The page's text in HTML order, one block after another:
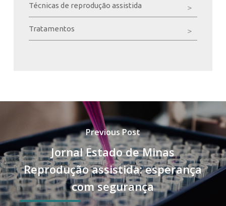
Técnicas de reprodução assistida
Tratamentos
Previous Post
Jornal Estado de Minas
Reprodução assistida: esperança
com segurança